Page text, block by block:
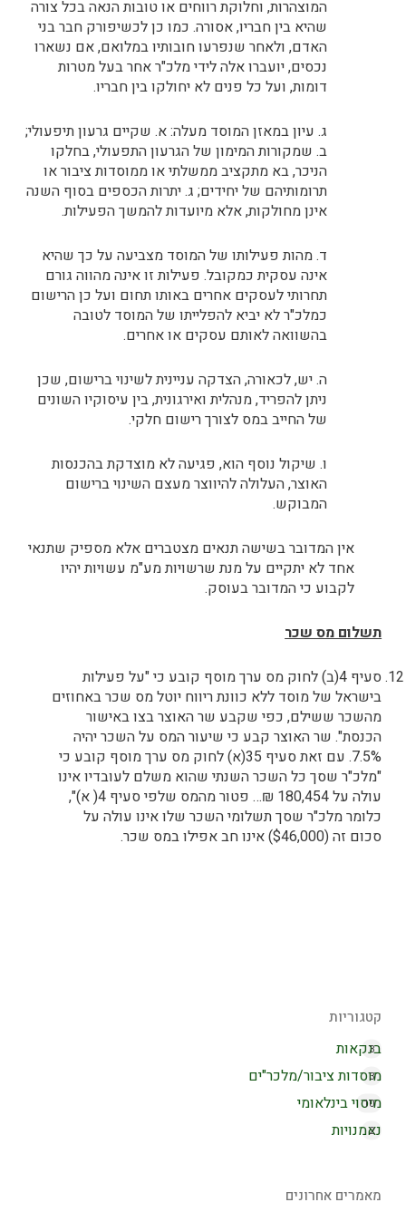
המוצהרות, וחלוקת רווחים או טובות הנאה בכל צורה
שהיא בין חבריו, אסורה. כמו כן לכשיפורק חבר בני
האדם, ולאחר שנפרעו חובותיו במלואם, אם נשארו
נכסים, יועברו אלה לידי מלכ"ר אחר בעל מטרות
דומות, ועל כל פנים לא יחולקו בין חבריו.
ג. עיון במאזן המוסד מעלה: א. שקיים גרעון תיפעולי;
ב. שמקורות המימון של הגרעון התפעולי, בחלקו
הניכר, בא מתקציב ממשלתי או ממוסדות ציבור או
תרומותיהם של יחידים; ג. יתרות הכספים בסוף השנה
אינן מחולקות, אלא מיועדות להמשך הפעילות.
ד. מהות פעילותו של המוסד מצביעה על כך שהיא
אינה עסקית כמקובל. פעילות זו אינה מהווה גורם
תחרותי לעסקים אחרים באותו תחום ועל כן הרישום
כמלכ"ר לא יביא להפלייתו של המוסד לטובה
בהשוואה לאותם עסקים או אחרים.
ה. יש, לכאורה, הצדקה עניינית לשינוי ברישום, שכן
ניתן להפריד, מנהלית ואירגונית, בין עיסוקיו השונים
של החייב במס לצורך רישום חלקי.
ו. שיקול נוסף הוא, פגיעה לא מוצדקת בהכנסות
האוצר, העלולה להיווצר מעצם השינוי ברישום
המבוקש.
אין המדובר בשישה תנאים מצטברים אלא מספיק שתנאי
אחד לא יתקיים על מנת שרשויות מע"מ עשויות יהיו
לקבוע כי המדובר בעוסק.
תשלום מס שכר
סעיף 4(ב) לחוק מס ערך מוסף קובע כי "על פעילות
בישראל של מוסד ללא כוונת ריווח יוטל מס שכר באחוזים
מהשכר ששילם, כפי שקבע שר האוצר בצו באישור
הכנסת". שר האוצר קבע כי שיעור המס על השכר יהיה
7.5%. עם זאת סעיף 35(א) לחוק מס ערך מוסף קובע כי
"מלכ"ר שסך כל השכר השנתי שהוא משלם לעובדיו אינו
עולה על 180,454 ₪… פטור מהמס שלפי סעיף 4( א)",
כלומר מלכ"ר שסך תשלומי השכר שלו אינו עולה על
סכום זה ($46,000) אינו חב אפילו במס שכר.
קטגוריות
בנקאות
3
מוסדות ציבור/מלכר"ים
3
מיסוי בינלאומי
10
נאמנויות
2
מאמרים אחרונים